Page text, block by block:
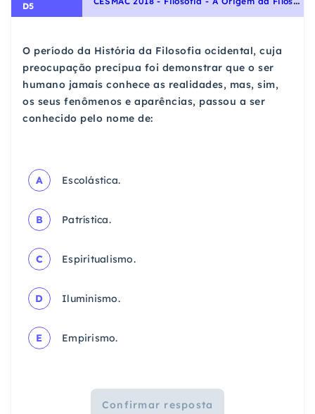
D5
O período da História da Filosofia ocidental, cuja
preocupação precípua foi demonstrar que o ser
humano jamais conhece as realidades, mas, sim,
os seus fenômenos e aparências, passou a ser
conhecido pelo nome de:
A Escolástica.
B Patrística.
C Espiritualismo.
D Iluminismo.
E Empirismo.
Confirmar resposta